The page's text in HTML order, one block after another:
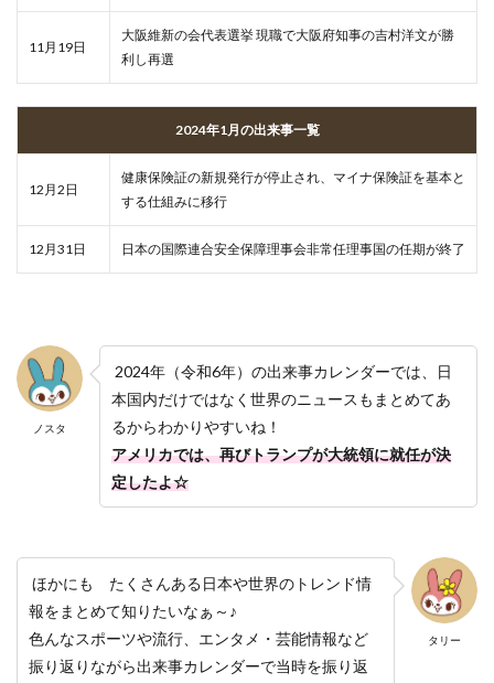
11月19日
大阪維新の会代表選挙 現職で大阪府知事の吉村洋文が勝
利し再選
2024年1月の出来事一覧
12月2日
健康保険証の新規発行が停止され、マイナ保険証を基本と
する仕組みに移行
12月31日 日本の国際連合安全保障理事会非常任理事国の任期が終了
ノスタ
2024年（令和6年）の出来事カレンダーでは、日
本国内だけではなく世界のニュースもまとめてあ
るからわかりやすいね！
アメリカでは、再びトランプが大統領に就任が決
定したよ☆
タリー
ほかにも たくさんある日本や世界のトレンド情
報をまとめて知りたいなぁ～♪
色んなスポーツや流行、エンタメ・芸能情報など
振り返りながら出来事カレンダーで当時を振り返